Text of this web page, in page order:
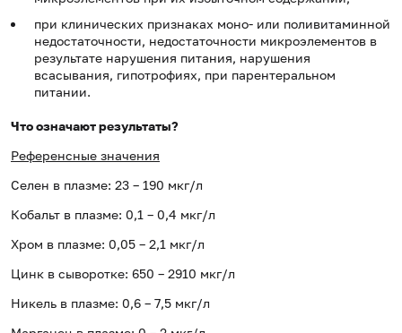
при клинических признаках моно- или поливитаминной
недостаточности, недостаточности микроэлементов в
результате нарушения питания, нарушения
всасывания, гипотрофиях, при парентеральном
питании.
Что означают результаты?
Референсные значения
Селен в плазме: 23 – 190 мкг/л
Кобальт в плазме: 0,1 – 0,4 мкг/л
Хром в плазме: 0,05 – 2,1 мкг/л
Цинк в сыворотке: 650 – 2910 мкг/л
Никель в плазме: 0,6 – 7,5 мкг/л